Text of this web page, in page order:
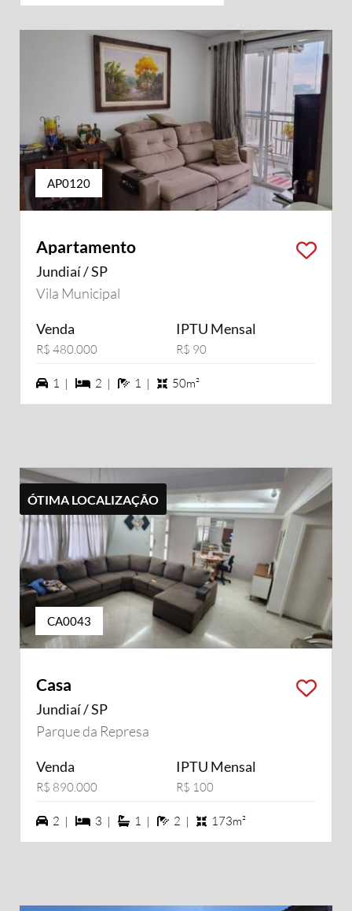
AP0120
Apartamento
Jundiaí / SP
Vila Municipal
Venda
R$ 480.000
IPTU Mensal
R$ 90
1 vagas na garagem
1 | 2 dormiórios
2 | 1 banheiros
1 | 50m²
ÓTIMA LOCALIZAÇÃO
CA0043
Casa
Jundiaí / SP
Parque da Represa
Venda
R$ 890.000
IPTU Mensal
R$ 100
2 vagas na garagem
2 | 3 dormiórios
3 | 1 suítes
1 | 2 banheiros
2 | 173m²